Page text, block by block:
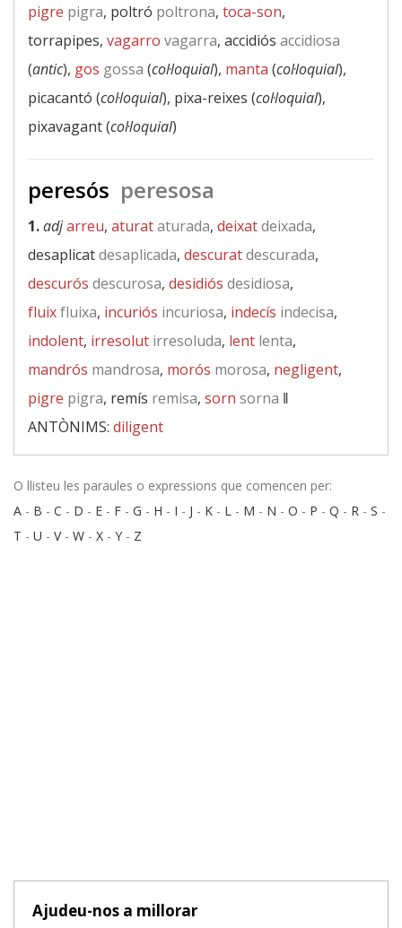
pigre pigra, poltró poltrona, toca-son,
torrapipes, vagarro vagarra, accidiós accidiosa
(antic), gos gossa (col·loquial), manta (col·loquial),
picacantó (col·loquial), pixa-reixes (col·loquial),
pixavagant (col·loquial)
peresós peresosa
1.adjarreu, aturataturada, deixatdeixada,
desaplicatdesaplicada, descuratdescurada,
descurós descurosa, desidiós desidiosa,
fluixfluixa, incuriós incuriosa, indecís indecisa,
indolent, irresolut irresoluda, lent lenta,
mandrós mandrosa, morós morosa, negligent,
pigre pigra, remís remisa, sorn sorna ‖
ANTÒNIMS: diligent
O llisteu les paraules o expressions que comencen per:
A - B - C - D - E - F - G - H - I - J - K - L - M - N - O - P - Q - R - S -
T - U - V- W - X - Y - Z
Ajudeu-nos a millorar